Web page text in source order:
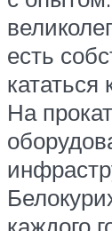
есть
На